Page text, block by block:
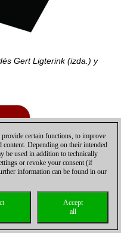
Gert Ligterink (izda.) y
provide certain functions, to improve
content. Depending on their intended
be used in addition to technically
or revoke your consent (if
information can be found in our
Accept
all